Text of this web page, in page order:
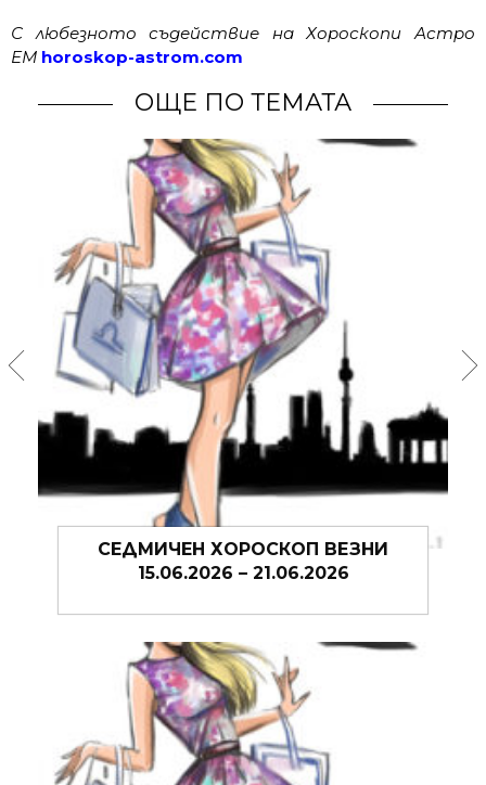
С любезното съдействие на Хороскопи Астро
ЕМ horoskop-astrom.com
ОЩЕ ПО ТЕМАТА
СЕДМИЧЕН ХОРОСКОП ВЕЗНИ
08.06.2026 – 14.06.2026